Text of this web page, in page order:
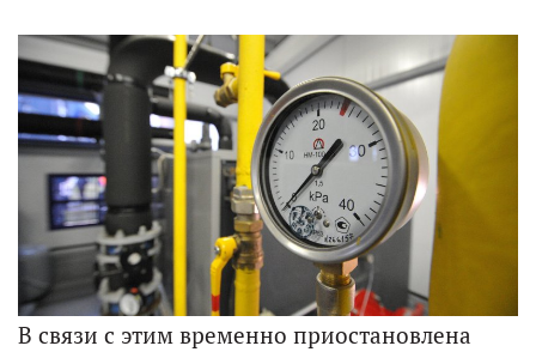
В связи с этим временно приостановлена